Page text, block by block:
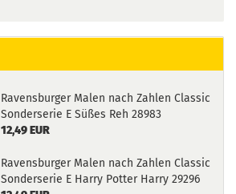
Ravensburger Malen nach Zahlen Classic
Sonderserie E Süßes Reh 28983
12,49 EUR
Ravensburger Malen nach Zahlen Classic
Sonderserie E Harry Potter Harry 29296